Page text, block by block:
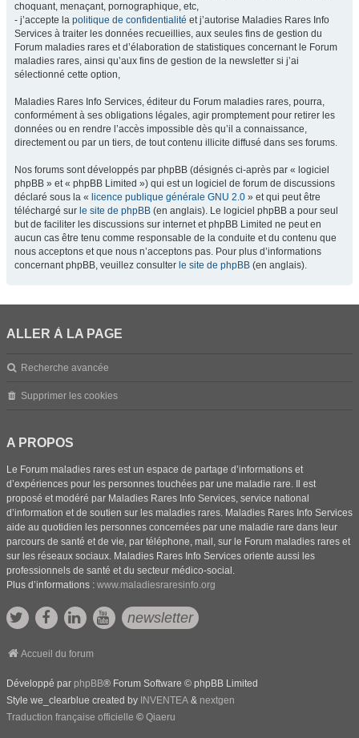
choquant, menaçant, pornographique, etc,
- j’accepte la politique de confidentialité et j’autorise Maladies Rares Info
Services à traiter les données recueillies, aux seules fins de gestion du
Forum maladies rares et d’élaboration de statistiques concernant le Forum
maladies rares, ainsi qu’aux fins de gestion de la newsletter si j’ai
sélectionné cette option,
Maladies Rares Info Services, éditeur du Forum maladies rares, pourra,
conformément à ses obligations légales, agir promptement pour retirer les
données ou en rendre l’accès impossible dès qu’il a connaissance,
directement ou par un tiers, de tout contenu illicite diffusé dans ses forums.
Nos forums sont développés par phpBB (désignés ci-après par « logiciel
phpBB » et « phpBB Limited ») qui est un logiciel de forum de discussions
déclaré sous la « licence publique générale GNU 2.0 » et qui peut être
téléchargé sur le site de phpBB (en anglais). Le logiciel phpBB a pour seul
but de faciliter les discussions sur internet et phpBB Limited ne peut en
aucun cas être tenu comme responsable de la conduite et du contenu que
nous acceptons et que nous n’acceptons pas. Pour plus d’informations
concernant phpBB, veuillez consulter le site de phpBB (en anglais).
ALLER À LA PAGE
Recherche avancée
Supprimer les cookies
A PROPOS
Le Forum maladies rares est un espace de partage d’informations et
d’expériences pour les personnes touchées par une maladie rare. Il est
proposé et modéré par Maladies Rares Info Services, service national
d’information et de soutien sur les maladies rares. Maladies Rares Info Services
aide au quotidien les personnes concernées par une maladie rare dans leur
parcours de santé et de vie, par téléphone, mail, sur le Forum maladies rares et
sur les réseaux sociaux. Maladies Rares Info Services oriente aussi les
professionnels de santé et du secteur médico-social.
Plus d’informations : www.maladiesraresinfo.org
newsletter
Accueil du forum
Développé par phpBB® Forum Software © phpBB Limited
Style we_clearblue created by INVENTEA & nextgen
Traduction française officielle © Qiaeru